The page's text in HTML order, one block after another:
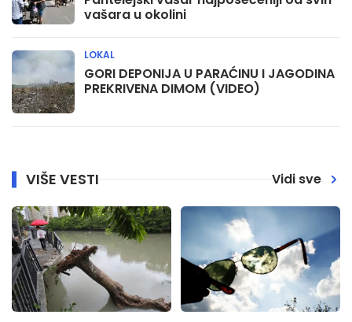
vašara u okolini
GORI DEPONIJA U PARAĆINU I JAGODINA
PREKRIVENA DIMOM (VIDEO)
LOKAL
VIŠE VESTI Vidi sve